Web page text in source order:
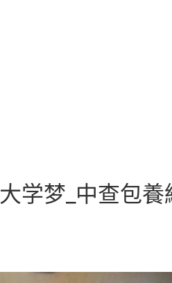
学梦_中查包養